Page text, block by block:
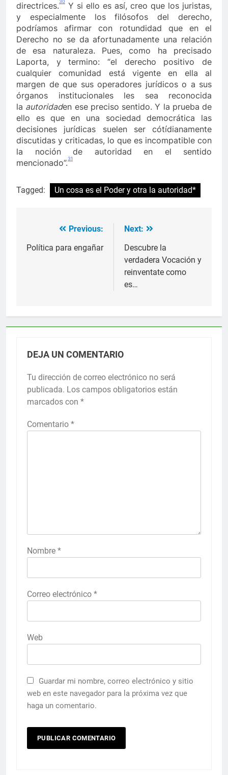
directrices.30
Y si ello es así, creo que los juristas,
y especialmente los filósofos del derecho,
podríamos afirmar con rotundidad que en el
Derecho no se da afortunadamente una relación
de esa naturaleza. Pues, como ha precisado
Laporta, y termino: “el derecho positivo de
cualquier comunidad está vigente en ella al
margen de que sus operadores jurídicos o a sus
órganos institucionales les sea reconocida
la autoridaden ese preciso sentido. Y la prueba de
ello es que en una sociedad democrática las
decisiones jurídicas suelen ser cótídianamente
discutidas y criticadas, lo que es incompatible con
la noción de autoridad en el sentido
mencionado”.31
Tagged: Un cosa es el Poder y otra la autoridad*
Navegación
de
Previous:
Política para engañar
Next:
Descubre la
verdadera Vocación y
reinventate como
es…
DEJA UN COMENTARIO
Tu dirección de correo electrónico no será
publicada. Los campos obligatorios están
marcados con *
Comentario *
Nombre *
Correo electrónico *
Web
Guardar mi nombre, correo electrónico y sitio
web en este navegador para la próxima vez que
haga un comentario.